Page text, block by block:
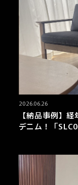
2026.06.26
【納品事例】
デニム！「